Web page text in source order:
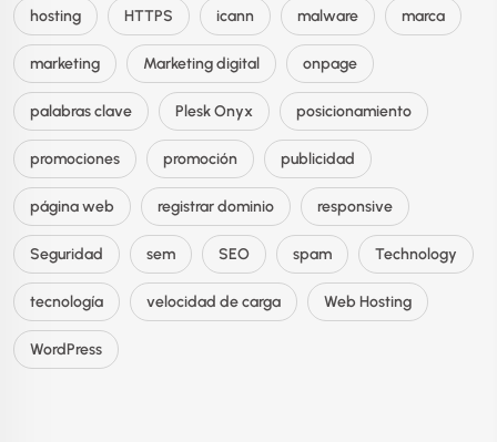
hosting HTTPS icann malware marca
marketing Marketing digital onpage
palabras clave Plesk Onyx posicionamiento
promociones promoción publicidad
página web registrar dominio responsive
Seguridad sem SEO spam Technology
tecnología velocidad de carga Web Hosting
WordPress